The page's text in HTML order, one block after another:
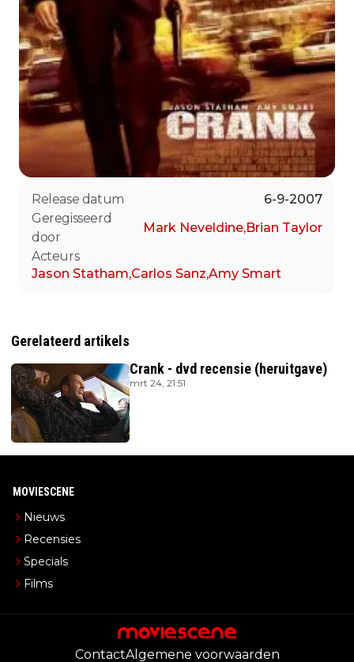
Release datum
6-9-2007
Geregisseerd
door
Mark Neveldine,Brian Taylor
Acteurs
Jason Statham,Carlos Sanz,Amy Smart
Gerelateerd artikels
Crank - dvd recensie (heruitgave)
mrt 24, 21:51
MOVIESCENE
Nieuws
Recensies
Specials
Films
ContactAlgemene voorwaarden